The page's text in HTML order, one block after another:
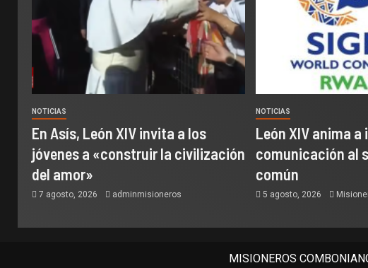
NOTICIAS
En Asís, León XIV invita a los
jóvenes a «construir la civilización
del amor»
7 agosto, 2026 adminmisioneros
NOTICIAS
León XIV anima
comunicación al
común
5 agosto, 2026
MISIONEROS